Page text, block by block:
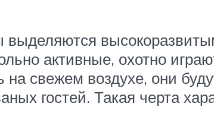
активные, охотно
свежем воздухе, они
гостей. Такая черта